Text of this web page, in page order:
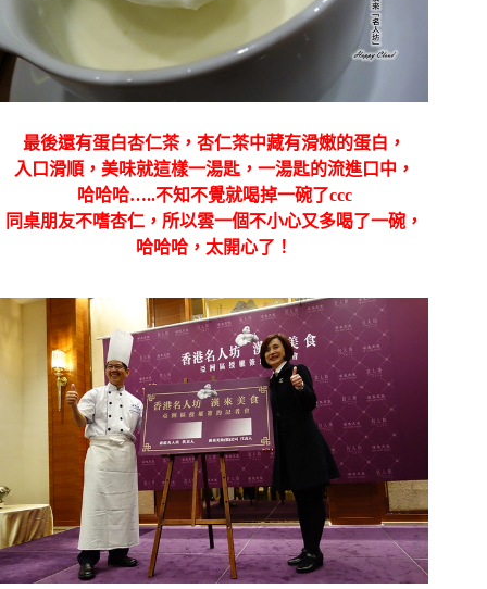
最後還有蛋白杏仁茶，杏仁茶中藏有滑嫩的蛋白，
入口滑順，美味就這樣一湯匙，一湯匙的流進口中，
哈哈哈…..不知不覺就喝掉一碗了ccc
同桌朋友不嗜杏仁，所以雲一個不小心又多喝了一碗，
哈哈哈，太開心了！